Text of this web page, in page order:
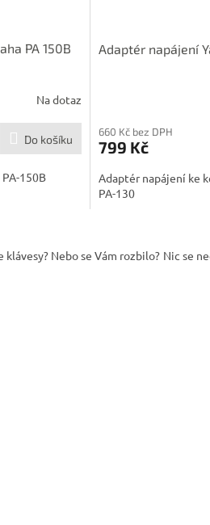
PA 150B
Na dotaz
Do košíku
150B
Adaptér napájení
660 Kč bez DPH
799 Kč
Adaptér napájení ke
PA-130
l
Nebo se Vám rozbilo? Nic se